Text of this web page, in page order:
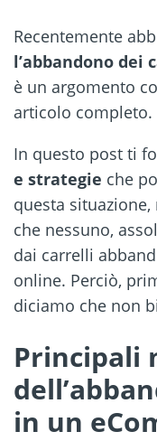
Recentemente
l’abbandono dei
è un argomento
articolo completo.
In questo post ti
e strategie che
questa
che nessuno,
dai carrelli
online. Perciò,
diciamo che non
Principali
in un